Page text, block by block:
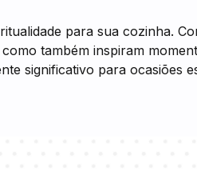
para sua cozinha.
também inspiram
significativo para ocasiões